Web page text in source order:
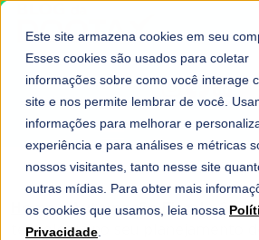
Este site armazena cookies em seu
Esses cookies são usados para coletar
informações sobre como você interage
site e nos permite lembrar de você.
informações para melhorar e
experiência e para análises e métricas
nossos visitantes, tanto nesse site
outras mídias. Para obter mais
os cookies que usamos, leia nossa
Privacidade
Fale conosco
Home-Automação Fiscal-6
tecnologia no seu planejamento